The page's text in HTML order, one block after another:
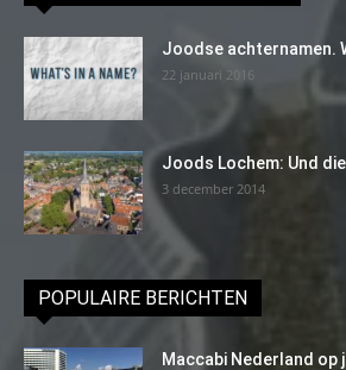
Joodse achternamen.
22 januari 2016
Joods Lochem: Und
3 december 2014
POPULAIRE BERICHTEN
Maccabi Nederland op